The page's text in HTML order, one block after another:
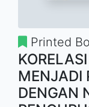
Printed
MENJADI
DENGAN